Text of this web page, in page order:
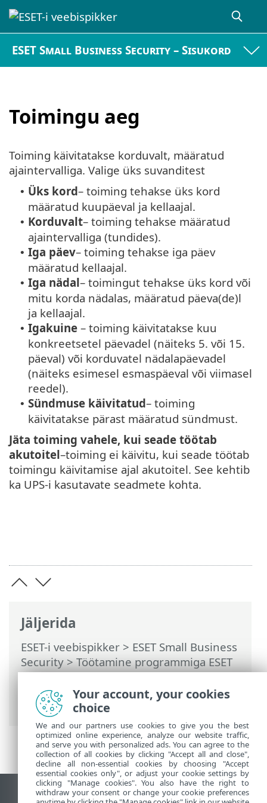
ESET Small Business Security – Sisukord
Toimingu aeg
Jäljerida
ESET-i veebispikker > ESET Small Business
Security>Töötamine programmiga ESET
Small Business Security>Tööriistad>
Ajasti> Dialoogiaknad – ajasti > Toimingu
aeg
Toiming käivitatakse korduvalt, määratud
ajaintervalliga. Valige üks suvanditest
• Üks kord– toiming tehakse üks kord
määratud kuupäeval ja kellaajal.
• Korduvalt– toiming tehakse määratud
ajaintervalliga (tundides).
• Iga päev– toiming tehakse iga päev
määratud kellaajal.
• Iga nädal– toimingut tehakse üks kord või
mitu korda nädalas, määratud päeva(de)l
ja kellaajal.
• Igakuine – toiming käivitatakse kuu
konkreetsetel päevadel (näiteks 5. või 15.
päeval) või korduvatel nädalapäevadel
(näiteks esimesel esmaspäeval või viimasel
reedel).
• Sündmuse käivitatud– toiming
käivitatakse pärast määratud sündmust.
Jäta toiming vahele, kui seade töötab
akutoitel–toiming ei käivitu, kui seade töötab
toimingu käivitamise ajal akutoitel. See kehtib
ka UPS-i kasutavate seadmete kohta.
Vaata tavaarvutile mõeldud veebilehte
Your account, your cookies
choice
We and our partners use cookies to give you the best
optimized online experience, analyze our website traffic,
and serve you with personalized ads. You can agree to the
collection of all cookies by clicking "Accept all and close",
decline all non-essential cookies by choosing "Accept
essential cookies only", or adjust your cookie settings by
clicking "Manage cookies". You also have the right to
withdraw your consent or change your cookie preferences